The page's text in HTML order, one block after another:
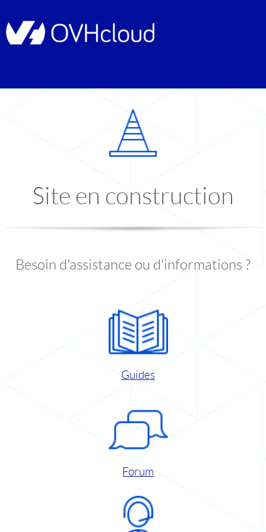
Site en construction
Besoin d'assistance ou d'informations ?
Guides
Forum